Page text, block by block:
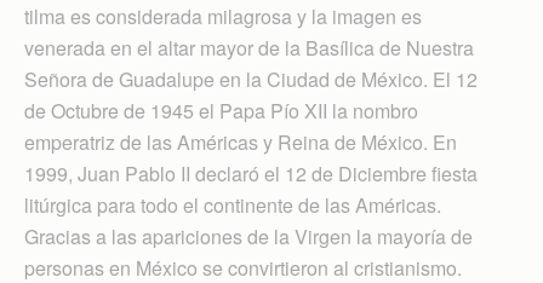
tilma es considerada milagrosa y la imagen es
venerada en el altar mayor de la Basílica de Nuestra
Señora de Guadalupe en la Ciudad de México. El 12
de Octubre de 1945 el Papa Pío XII la nombro
emperatriz de las Américas y Reina de México. En
1999, Juan Pablo II declaró el 12 de Diciembre fiesta
litúrgica para todo el continente de las Américas.
Gracias a las apariciones de la Virgen la mayoría de
personas en México se convirtieron al cristianismo.